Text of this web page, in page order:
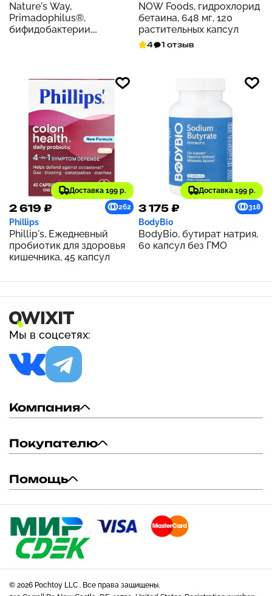
Nature's Way,
Primadophilus®,
бифидобактерии,
NOW Foods, гидрохлорид
бетаина, 648 мг, 120
растительных капсул
4 1 отзыв
Доставка 199 р.
2 619 ₽ 262
Phillips
Phillip's, Ежедневный
пробиотик для здоровья
кишечника, 45 капсул
Доставка 199 р.
3 175 ₽ 318
BodyBio
BodyBio, бутират натрия,
60 капсул без ГМО
Мы в соцсетях:
Компания
Покупателю
Помощь
© 2026 Pochtoy LLC . Все права защищены.